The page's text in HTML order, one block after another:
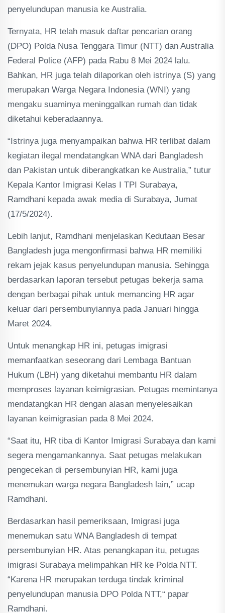
penyelundupan manusia ke Australia.
Ternyata, HR telah masuk daftar pencarian orang
(DPO) Polda Nusa Tenggara Timur (NTT) dan Australia
Federal Police (AFP) pada Rabu 8 Mei 2024 lalu.
Bahkan, HR juga telah dilaporkan oleh istrinya (S) yang
merupakan Warga Negara Indonesia (WNI) yang
mengaku suaminya meninggalkan rumah dan tidak
diketahui keberadaannya.
“Istrinya juga menyampaikan bahwa HR terlibat dalam
kegiatan ilegal mendatangkan WNA dari Bangladesh
dan Pakistan untuk diberangkatkan ke Australia,” tutur
Kepala Kantor Imigrasi Kelas I TPI Surabaya,
Ramdhani kepada awak media di Surabaya, Jumat
(17/5/2024).
Lebih lanjut, Ramdhani menjelaskan Kedutaan Besar
Bangladesh juga mengonfirmasi bahwa HR memiliki
rekam jejak kasus penyelundupan manusia. Sehingga
berdasarkan laporan tersebut petugas bekerja sama
dengan berbagai pihak untuk memancing HR agar
keluar dari persembunyiannya pada Januari hingga
Maret 2024.
Untuk menangkap HR ini, petugas imigrasi
memanfaatkan seseorang dari Lembaga Bantuan
Hukum (LBH) yang diketahui membantu HR dalam
memproses layanan keimigrasian. Petugas memintanya
mendatangkan HR dengan alasan menyelesaikan
layanan keimigrasian pada 8 Mei 2024.
“Saat itu, HR tiba di Kantor Imigrasi Surabaya dan kami
segera mengamankannya. Saat petugas melakukan
pengecekan di persembunyian HR, kami juga
menemukan warga negara Bangladesh lain,” ucap
Ramdhani.
Berdasarkan hasil pemeriksaan, Imigrasi juga
menemukan satu WNA Bangladesh di tempat
persembunyian HR. Atas penangkapan itu, petugas
imigrasi Surabaya melimpahkan HR ke Polda NTT.
“Karena HR merupakan terduga tindak kriminal
penyelundupan manusia DPO Polda NTT,“ papar
Ramdhani.